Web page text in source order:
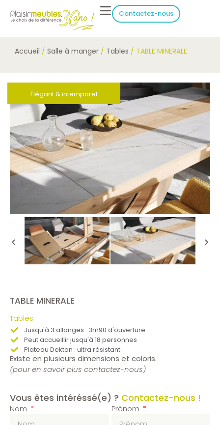
Contactez-nous
Accueil / Salle à manger / Tables / TABLE MINERALE
Élégant & intemporel
TABLE MINERALE
Tables
Jusqu'à 3 allonges : 3m90 d'ouverture
Peut accueillir jusqu'à 18 personnes
Plateau Dekton : ultra résistant
Existe en plusieurs dimensions et coloris.
(pour en savoir plus contactez-nous)
Vous êtes intéréssé(e) ? Contactez-nous !
Nom Prénom